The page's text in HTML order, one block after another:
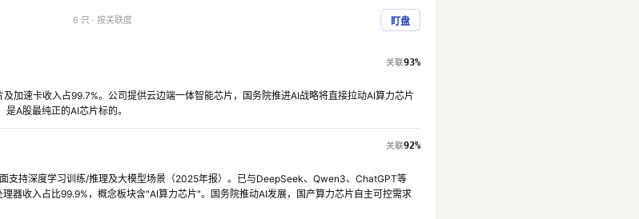
6 只 · 按关联度 盯盘
93%
加速卡收入占99.7%。公司提供云边端一体智能芯片，国务院推进AI战略将直接拉动AI算力芯片
A股最纯正的AI芯片标的。
92%
支持深度学习训练/推理及大模型场景（2025年报）。已与DeepSeek、Qwen3、ChatGPT等
器收入占比99.9%，概念板块含"AI算力芯片"。国务院推动AI发展，国产算力芯片自主可控需求